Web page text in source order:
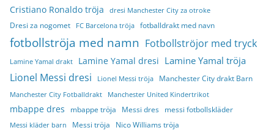
Cristiano Ronaldo tröja dresi Manchester City za otroke
Dresi za nogomet FC Barcelona tröja fotballdrakt med navn
fotbollströja med namn Fotbollströjor med tryck
Lamine Yamal drakt Lamine Yamal dresi Lamine Yamal tröja
Lionel Messi dresi Lionel Messi tröja Manchester City drakt Barn
Manchester City Fotballdrakt Manchester United Kindertrikot
mbappe dres mbappe tröja Messi dres messi fotbollskläder
Messi kläder barn Messi tröja Nico Williams tröja